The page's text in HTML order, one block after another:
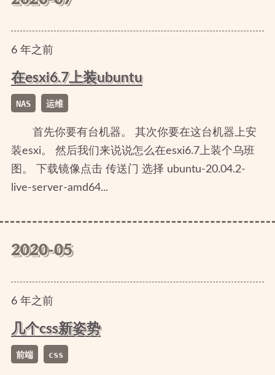
6年之前
在esxi6.7上装ubuntu
NAS 运维
首先你要有台机器。 其次你要在这台机器上安
装esxi。 然后我们来说说怎么在esxi6.7上装个乌班
图。 下载镜像点击 传送门 选择 ubuntu-20.04.2-
live-server-amd64...
2020-05
6年之前
几个css新姿势
前端 css